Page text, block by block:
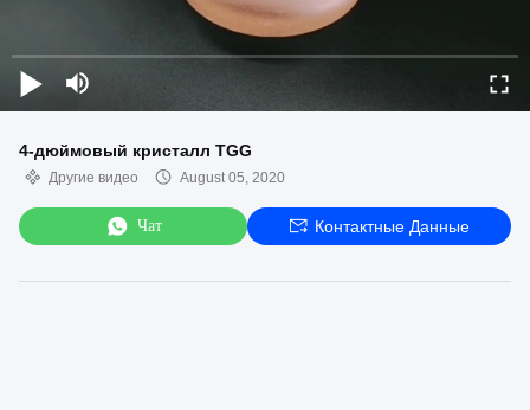
4-дюймовый кристалл TGG
Другие видео August 05, 2020
Чат Контактные Данные